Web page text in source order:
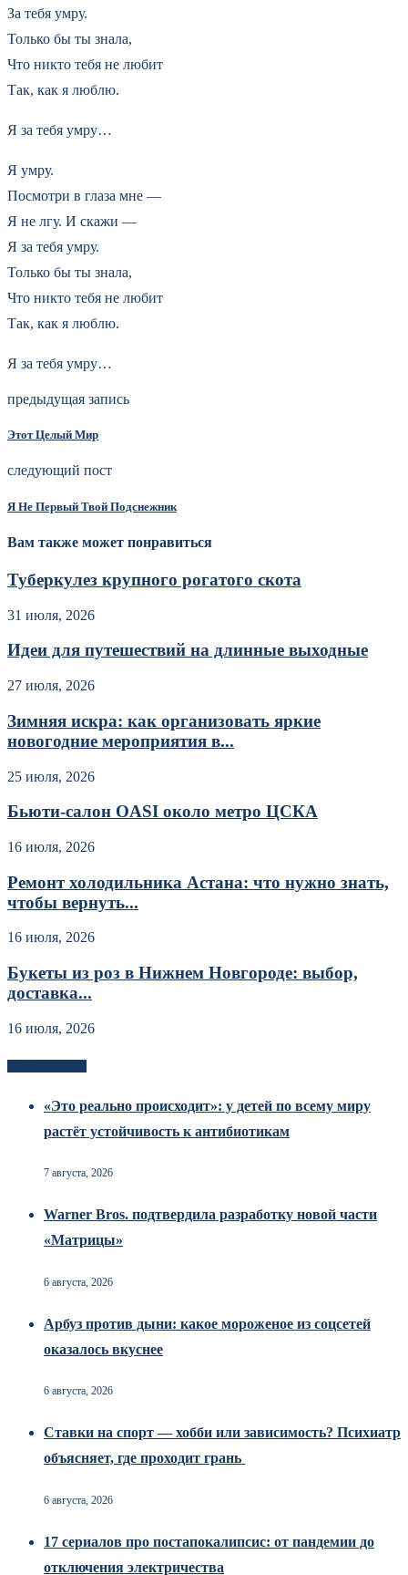
За тебя умру.
Только бы ты знала,
Что никто тебя не любит
Так, как я люблю.
Я за тебя умру…
Я умру.
Посмотри в глаза мне —
Я не лгу. И скажи —
Я за тебя умру.
Только бы ты знала,
Что никто тебя не любит
Так, как я люблю.
Я за тебя умру…
предыдущая запись
Этот Целый Мир
следующий пост
Я Не Первый Твой Подснежник
Вам также может понравиться
Туберкулез крупного рогатого скота
31 июля, 2026
Идеи для путешествий на длинные выходные
27 июля, 2026
Зимняя искра: как организовать яркие
новогодние мероприятия в...
25 июля, 2026
Бьюти-салон OASI около метро ЦСКА
16 июля, 2026
Ремонт холодильника Астана: что нужно знать,
чтобы вернуть...
16 июля, 2026
Букеты из роз в Нижнем Новгороде: выбор,
доставка...
16 июля, 2026
«Это реально происходит»: у детей по всему миру
растёт устойчивость к антибиотикам
7 августа, 2026
Warner Bros. подтвердила разработку новой части
«Матрицы»
6 августа, 2026
Арбуз против дыни: какое мороженое из соцсетей
оказалось вкуснее
6 августа, 2026
Ставки на спорт — хобби или зависимость? Психиатр
объясняет, где проходит грань
6 августа, 2026
17 сериалов про постапокалипсис: от пандемии до
отключения электричества